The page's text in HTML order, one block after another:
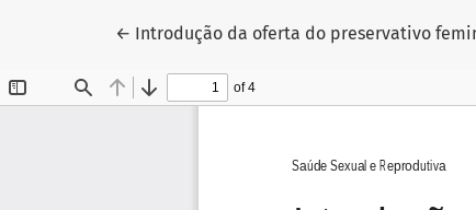
← Voltar aos Detalhes do Artigo
Introdução da oferta do preservativo